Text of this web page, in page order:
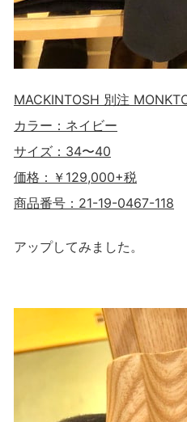
MACKINTOSH 別注
カラー：ネイビー
サイズ：34〜40
価格：￥129,000+税
商品番号：21-19-0467-118
アップしてみました。